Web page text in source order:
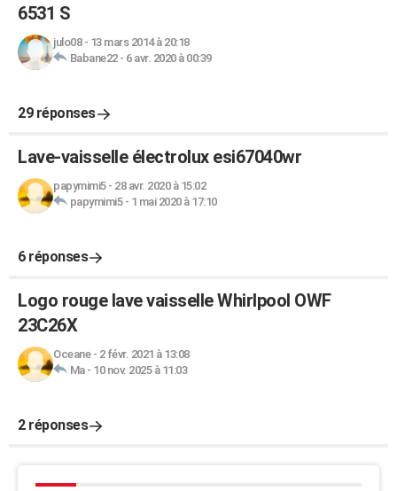
6531 S
julo08- 13 mars 2014 à 20:18
Babane22- 6 avr. 2020 à 00:39
29 réponses
Lave-vaisselle électrolux esi67040wr
papymimi5- 28 avr. 2020 à 15:02
papymimi5- 1 mai 2020 à 17:10
6 réponses
Logo rouge lave vaisselle Whirlpool OWF
23C26X
Oceane- 2 févr. 2021 à 13:08
Ma- 10 nov. 2025 à 11:03
2 réponses